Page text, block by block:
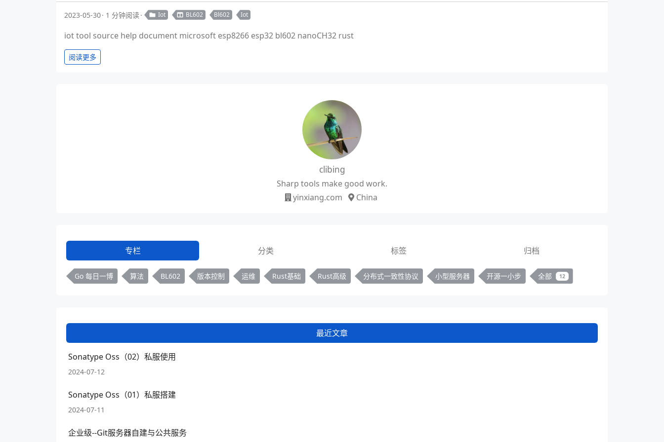
2023-05-30 1 分钟阅读 Iot BL602 Bl602 Iot
iot tool source help document microsoft esp8266 esp32 bl602 nanoCH32 rust
阅读更多
clibing
Sharp tools make good work.
yinxiang.com
China
专栏 分类 标签 归档
Go 每日一博 算法 BL602 版本控制 运维 Rust基础 Rust高级 分布式一致性协议 小型服务器 开源一小步 全部 12
最近文章
Sonatype Oss（02）私服使用
2024-07-12
Sonatype Oss（01）私服搭建
2024-07-11
企业级--Git服务器自建与公共服务